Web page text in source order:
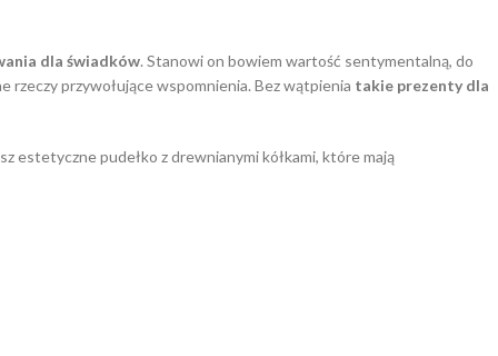
dla świadków. Stanowi on bowiem wartość sentymentalną, do
rzeczy przywołujące wspomnienia. Bez wątpienia takie prezenty dla
estetyczne pudełko z drewnianymi kółkami, które mają